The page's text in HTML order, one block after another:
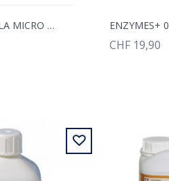
DUTCH FORMULA MICRO 10L ENZYMES+
CHF 19,90